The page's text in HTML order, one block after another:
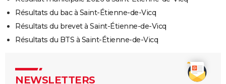
Résultats du bac à Saint-Étienne-de-Vicq
Résultats du brevet à Saint-Étienne-de-Vicq
Résultats du BTS à Saint-Étienne-de-Vicq
NEWSLETTERS